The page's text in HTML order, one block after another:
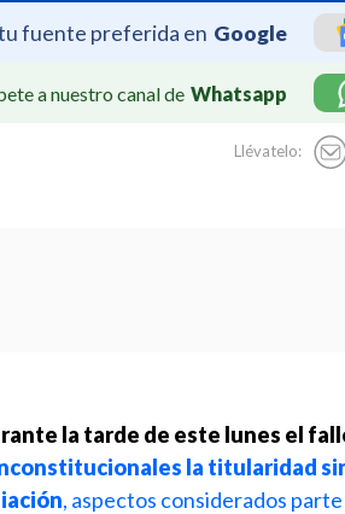
fuente preferida en Google
a nuestro canal de Whatsapp
Llévatelo:
la tarde de este lunes el
la titularidad
, aspectos considerados